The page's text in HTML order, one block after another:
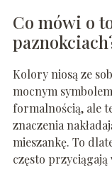
Co mówi o
Kolory niosą ze
mocnym
formalnością, ale
znaczenia
mieszankę. To
często przyciągają